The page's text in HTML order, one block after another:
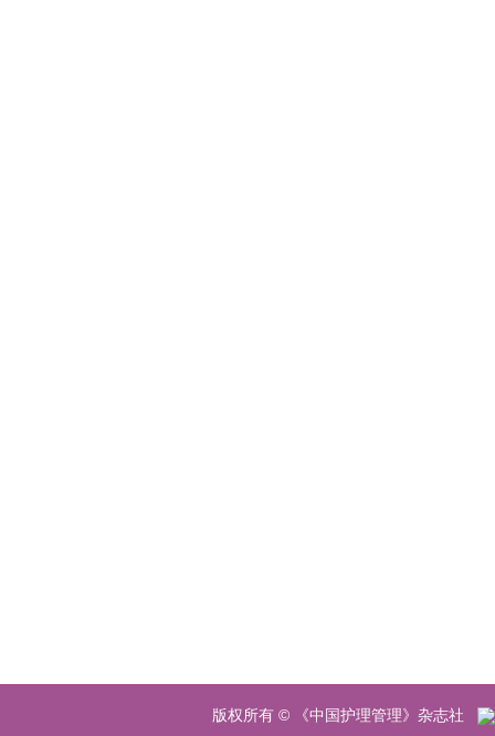
版权所有 © 《中国护理管理》杂志社